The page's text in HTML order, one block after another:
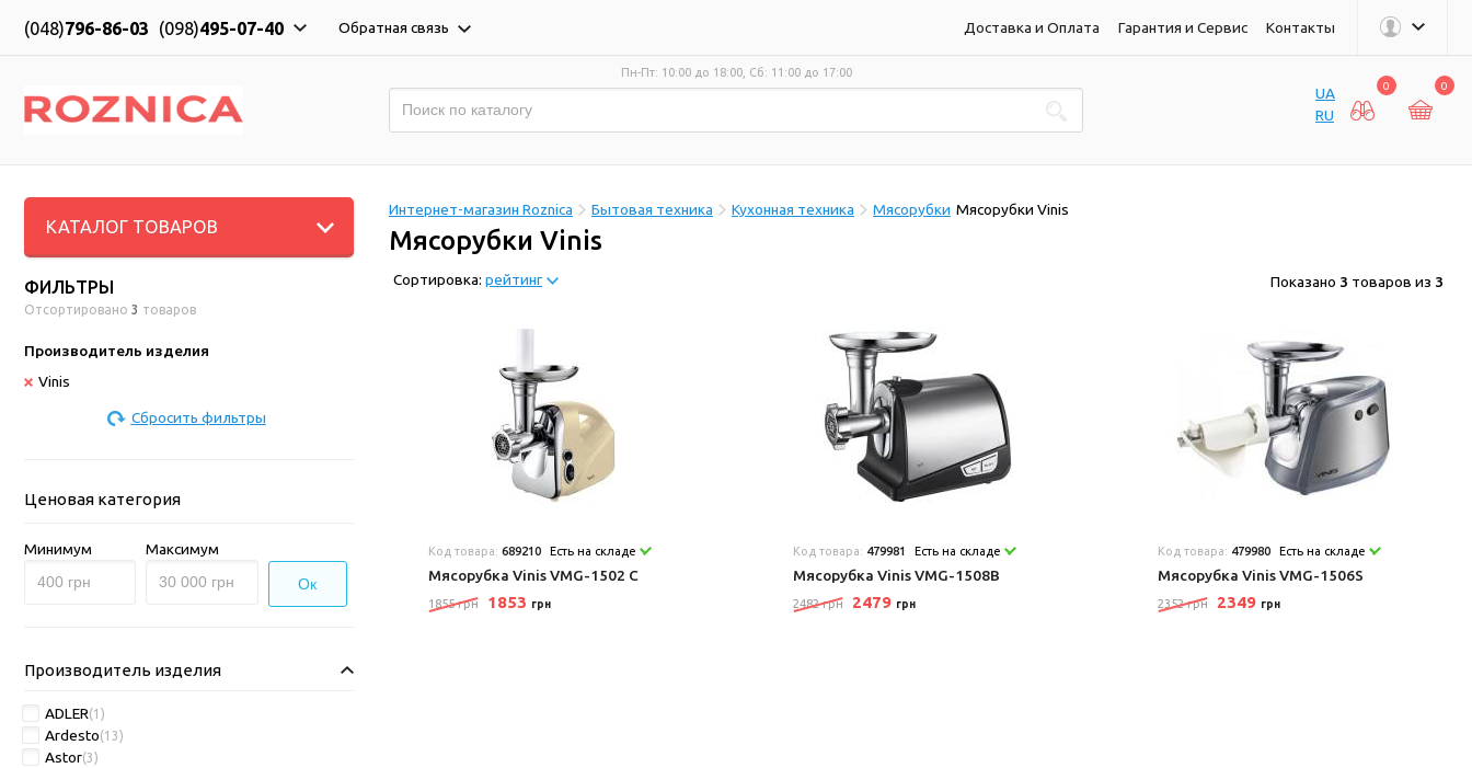
(048)796-86-03 (098)495-07-40 Обратная связь Доставка и Оплата Гарантия и Сервис Контакты
Пн-Пт: 10:00 до 18:00, Сб: 11:00 до 17:00
UA
RU
0 0
КАТАЛОГ ТОВАРОВ
ФИЛЬТРЫ
Отсортировано 3 товаров
Производитель изделия
Vinis
Сбросить фильтры
Ценовая категория
Минимум Максимум
Ок
Производитель изделия
ADLER(1)
Ardesto(13)
Astor(3)
Интернет-магазин Roznica Бытовая техника Кухонная техника Мясорубки Мясорубки Vinis
Мясорубки Vinis
Сортировка: рейтинг Показано 3 товаров из 3
Код товара: 689210 Есть на складе
Мясорубка Vinis VMG-1502 C
1855 грн 1853 грн
Код товара: 479981 Есть на складе
Мясорубка Vinis VMG-1508B
2482 грн 2479 грн
Код товара: 479980 Есть на складе
Мясорубка Vinis VMG-1506S
2352 грн 2349 грн